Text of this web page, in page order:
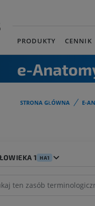
PRODUKTY CENNIK
e-
STRONA GŁÓWNA E-
1 HA1